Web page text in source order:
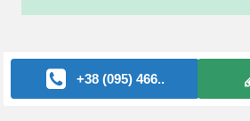
+38 (095) 466..